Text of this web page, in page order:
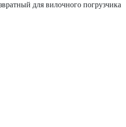
для вилочного погрузчика